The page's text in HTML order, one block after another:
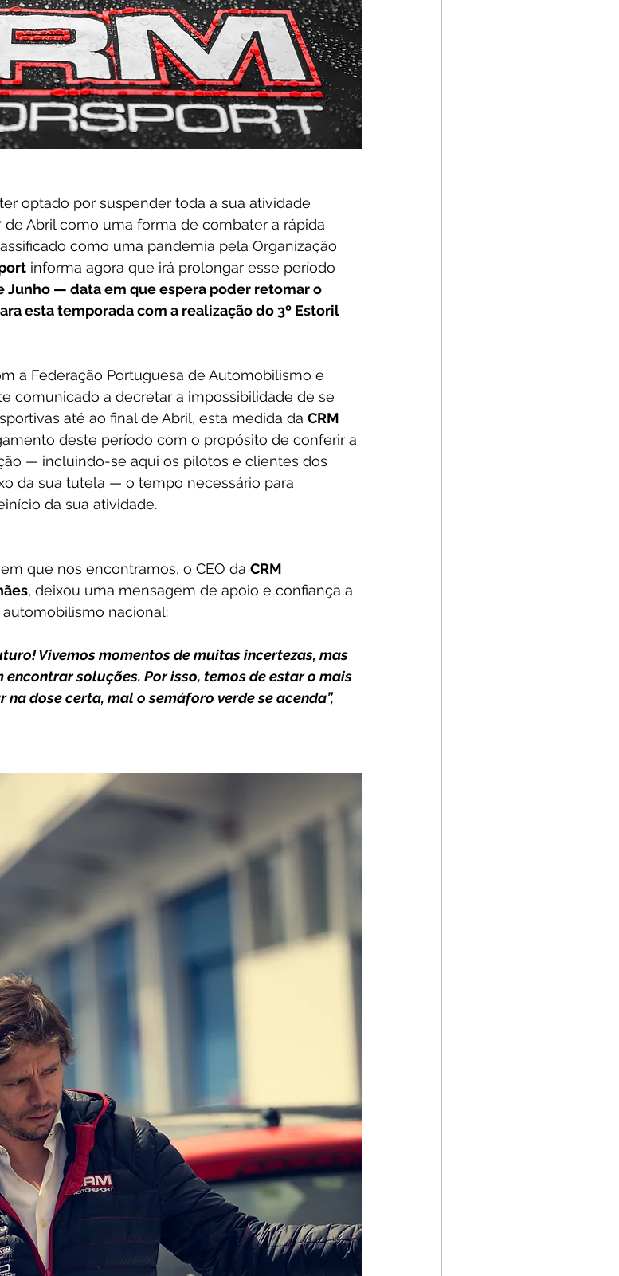
optado por suspender toda a sua atividade
Abril como uma forma de combater a rápida
como uma pandemia pela Organização
informa agora que irá prolongar esse período
Junho — data em que espera poder retomar o
esta temporada com a realização do 3º Estoril
a Federação Portuguesa de Automobilismo e
comunicado a decretar a impossibilidade de se
até ao final de Abril, esta medida da CRM
deste período com o propósito de conferir a
— incluindo-se aqui os pilotos e clientes dos
da sua tutela — o tempo necessário para
da sua atividade.
que nos encontramos, o CEO da CRM
, deixou uma mensagem de apoio e confiança a
nacional:
Vivemos momentos de muitas incertezas, mas
soluções. Por isso, temos de estar o mais
dose certa, mal o semáforo verde se acenda”,